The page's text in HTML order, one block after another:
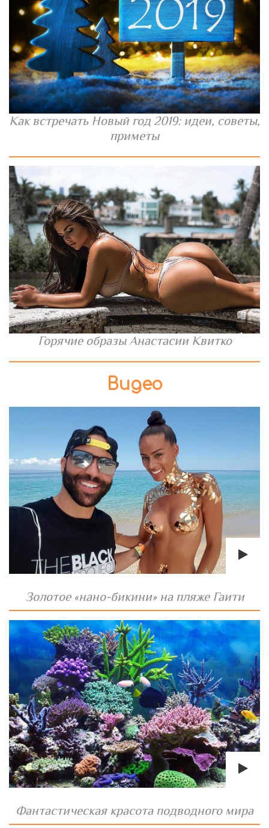
Как встречать Новый год 2019: идеи, советы,
приметы
Горячие образы Анастасии Квитко
Видео
Золотое «нано-бикини» на пляже Гаити
Фантастическая красота подводного мира